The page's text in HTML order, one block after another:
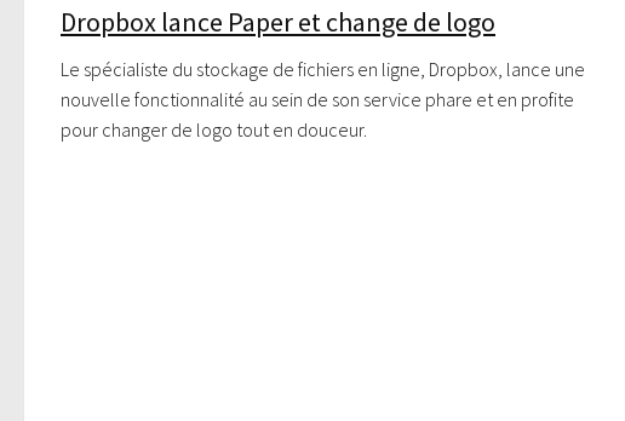
Dropbox lance Paper et change de logo
Le spécialiste du stockage de fichiers en ligne, Dropbox, lance une
nouvelle fonctionnalité au sein de son service phare et en profite
pour changer de logo tout en douceur.